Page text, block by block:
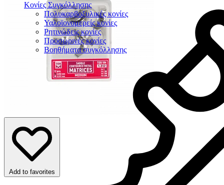
Κονίες Συγκόλλησης
Πολυκαρβοξυλικές κονίες
Υαλοϊονομερείς κονίες
Ρητινώδεις κονίες
Προσωρινές κονίες
Βοηθήματα συγκόλλησης
Add to favorites